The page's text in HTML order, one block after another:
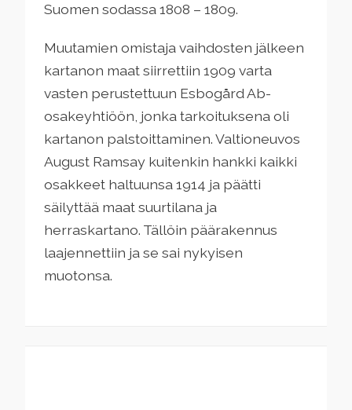
Suomen sodassa 1808 – 1809.
Muutamien omistaja vaihdosten jälkeen
kartanon maat siirrettiin 1909 varta
vasten perustettuun Esbogård Ab-
osakeyhtiöön, jonka tarkoituksena oli
kartanon palstoittaminen. Valtioneuvos
August Ramsay kuitenkin hankki kaikki
osakkeet haltuunsa 1914 ja päätti
säilyttää maat suurtilana ja
herraskartano. Tällöin päärakennus
laajennettiin ja se sai nykyisen
muotonsa.